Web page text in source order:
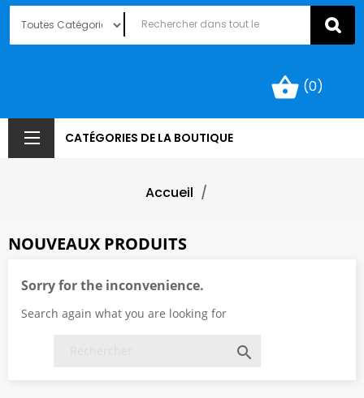
shopping_basket (0)
CATÉGORIES DE LA BOUTIQUE
Accueil
NOUVEAUX PRODUITS
Sorry for the inconvenience.
Search again what you are looking for
